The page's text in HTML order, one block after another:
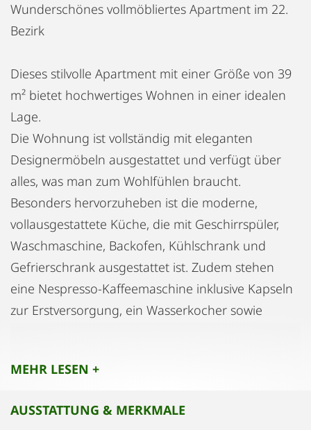
Wunderschönes vollmöbliertes Apartment im 22.
Bezirk
Dieses stilvolle Apartment mit einer Größe von 39
m² bietet hochwertiges Wohnen in einer idealen
Lage.
Die Wohnung ist vollständig mit eleganten
Designermöbeln ausgestattet und verfügt über
alles, was man zum Wohlfühlen braucht.
Besonders hervorzuheben ist die moderne,
vollausgestattete Küche, die mit Geschirrspüler,
Waschmaschine, Backofen, Kühlschrank und
Gefrierschrank ausgestattet ist. Zudem stehen
eine Nespresso-Kaffeemaschine inklusive Kapseln
zur Erstversorgung, ein Wasserkocher sowie
Das gemütliche Schlafzimmer bietet ein 1,60 m x
darunter und einem eingebauten Kleiderschrank.
MEHR LESEN +
AUSSTATTUNG & MERKMALE